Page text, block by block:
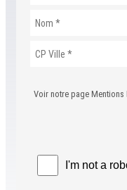
Voir notre page